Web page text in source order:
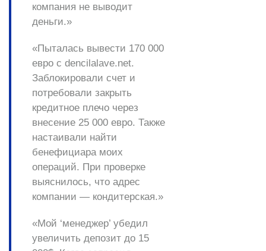
компания не выводит
деньги.»
«Пыталась вывести 170 000
евро с dencilalave.net.
Заблокировали счет и
потребовали закрыть
кредитное плечо через
внесение 25 000 евро. Также
настаивали найти
бенефициара моих
операций. При проверке
выяснилось, что адрес
компании — кондитерская.»
«Мой ‘менеджер’ убедил
увеличить депозит до 15